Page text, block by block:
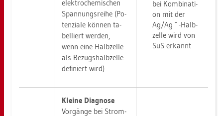
elek­tro­che­mi­schen
Span­nungs­rei­he (Po­
ten­zia­le kön­nen ta­
bel­liert wer­den,
wenn eine Halb­zel­le
als Be­zugs­halb­zel­le
de­fi­niert wird)
bei Kom­bi­na­ti­
on mit der
Ag/Ag + -Halb­
zel­le wird von
SuS er­kannt
Klei­ne Dia­gno­se
Vor­gän­ge bei Strom­